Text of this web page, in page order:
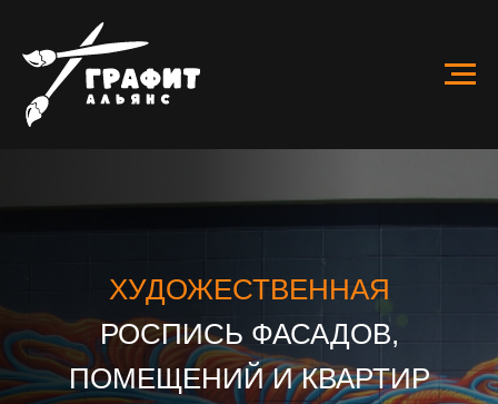
ХУДОЖЕСТВЕННАЯ
РОСПИСЬ ФАСАДОВ,
ПОМЕЩЕНИЙ И КВАРТИР